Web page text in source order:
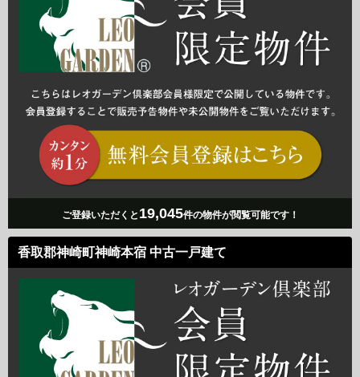
ご登録いただくと 19,045件の物件が閲覧可能です！
香取郡神崎町神崎本宿 中古一戸建て